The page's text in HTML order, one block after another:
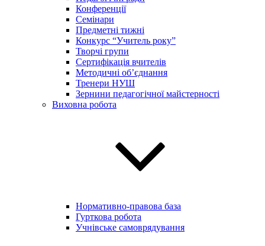
Конференції
Семінари
Предметні тижні
Конкурс “Учитель року”
Творчі групи
Сертифікація вчителів
Методичні об’єднання
Тренери НУШ
Зернини педагогічної майстерності
Виховна робота
Нормативно-правова база
Гурткова робота
Учнівське самоврядування